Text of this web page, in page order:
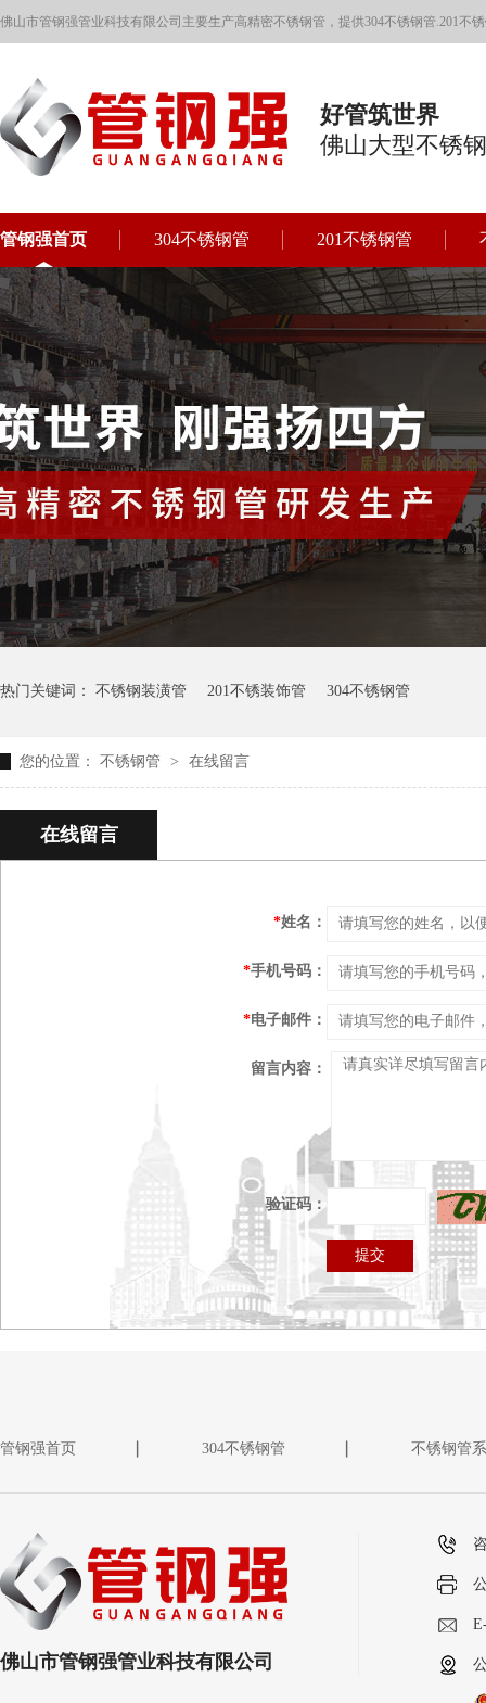
佛山市管钢强管业科技有限公司主要生产高精密不锈钢管，提供304不锈钢管.201不
好管筑世界
佛山大型不锈
管钢强首页 304不锈钢管 201不锈钢管
联系管钢强
热门关键词： 不锈钢装潢管 201不锈装饰管 304不锈钢管
您的位置： 不锈钢管 > 在线留言
在线留言
*姓名：
*手机号码：
*电子邮件：
留言内容：
验证码：
管钢强首页 304不锈钢管 不锈钢管
佛山市管钢强管业科技有限公司